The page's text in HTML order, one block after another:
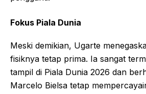
Fokus Piala Dunia
Meski demikian, Ugarte
fisiknya tetap prima. Ia sangat
tampil di Piala Dunia 2026 dan
Marcelo Bielsa tetap